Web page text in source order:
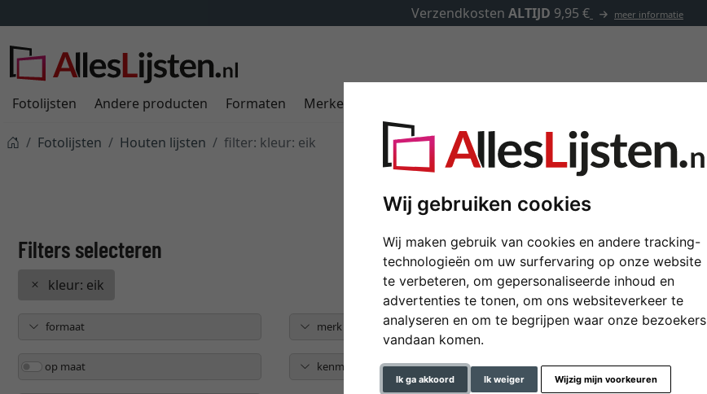
Wij gebruiken cookies
Wij maken gebruik van cookies en andere tracking-
technologieën om uw surfervaring op onze website
te verbeteren, om gepersonaliseerde inhoud en
advertenties te tonen, om ons websiteverkeer te
analyseren en om te begrijpen waar onze bezoekers
vandaan komen.
Ik ga akkoord Ik weiger Wijzig mijn voorkeuren
✓500.000 artikelen om uit te kiezen
Fotolijsten Andere producten Formaten Merken
Fotolijsten Houten lijsten filter: kleur: eik
Houten lijsten
kleur: eik
formaat merk kleur
op maat kenmerk materiaal